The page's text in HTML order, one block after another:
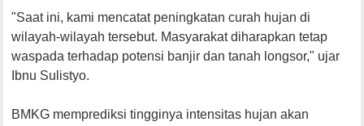
"Saat ini, kami mencatat peningkatan curah hujan di
wilayah-wilayah tersebut. Masyarakat diharapkan tetap
waspada terhadap potensi banjir dan tanah longsor," ujar
Ibnu Sulistyo.
BMKG memprediksi tingginya intensitas hujan akan